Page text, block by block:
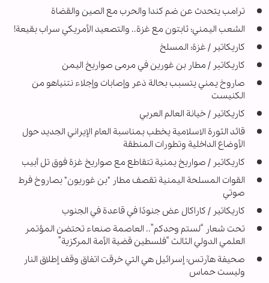
ترامب يتحدث عن ضم كندا والحرب مع الصين والقضاة
الشعب اليمني: ثابتون مع غزة.. والتصعيد الأمريكي سراب بقيعة!
كاريكاتير / غزة: المسلخ
کاریکاتیر / مطار بن غورين في مرمى صواريخ اليمن
صاروخ يمني يتسبب بحالة ذعر وإصابات وإجلاء نتنياهو من
الكنيست
كاريكاتير / خيانة العالم العربي
قائد الثورة الاسلامية يخطب بمناسبة العام الإيراني الجديد حول
الأوضاع الداخلية وتطورات المنطقة
کاریکاتیر / صواريخ يمنية تتقاطع مع صواريخ غزة فوق تل أبيب
القوات المسلحة اليمنية تقصف مطار "بن غوريون" بصاروخ فرط
صوتي
كاريكاتير / كاراكال عض جنودًا في قاعدة في الجنوب
تحت شعار “لستم وحدكم”.. العاصمة صنعاء تحتضن المؤتمر
العلمي الدولي الثالث “فلسطين قضية الأمة المركزية”
صحيفة هآرتس: إسرائيل هي التي خرقت اتفاق وقف إطلاق النار
وليست حماس